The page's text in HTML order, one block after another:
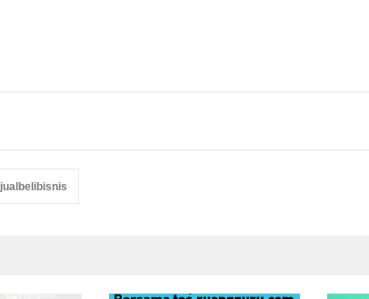
jualbelibisnis